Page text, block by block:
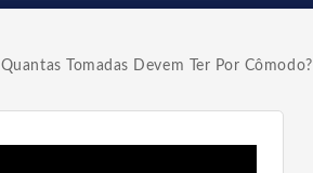
Quantas Tomadas Devem Ter Por Cômodo?